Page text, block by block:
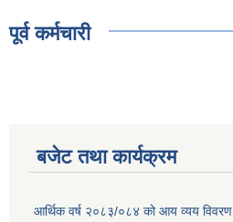
पूर्व कर्मचारी
बजेट तथा कार्यक्रम
आर्थिक वर्ष २०८३/०८४ को आय व्यय विवरण